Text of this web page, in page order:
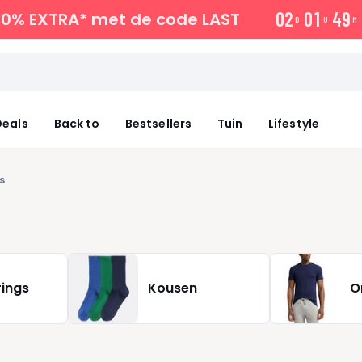
EXTRA* met de code LAST 02 D 01 U 49 M
Back to Bestsellers Tuin Lifestyle
Kousen